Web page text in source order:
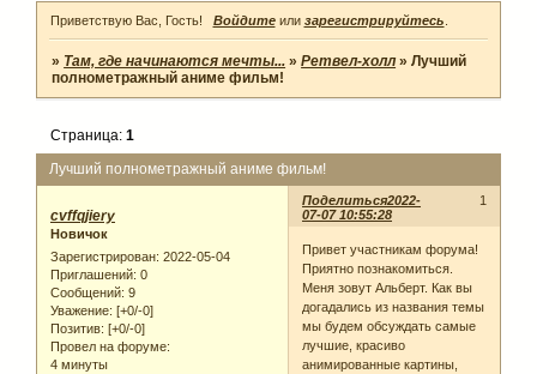
Приветствую Вас, Гость! Войдитеили зарегистрируйтесь
» Там, где начинаются мечты... »Ретвел-холл »Лучший
полнометражный аниме фильм!
Лучший полнометражный аниме фильм!
Страница:1
Поделиться 1
2022-
07-07 10:55:28
cvffqjiery
Новичок
Зарегистрирован: 2022-05-04
Приглашений: 0
Сообщений: 9
Уважение: [+0/-0]
Позитив: [+0/-0]
Провел на форуме:
4 минуты
Привет участникам форума!
Приятно познакомиться.
Меня зовут Альберт. Как вы
догадались из названия темы
мы будем обсуждать самые
лучшие, красиво
анимированные картины,